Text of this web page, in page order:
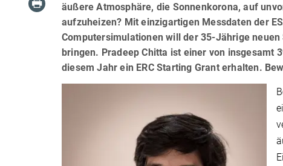
äußere Atmosphäre, die Sonnenkorona, auf
aufzuheizen? Mit einzigartigen Messdaten der
Computersimulationen will der 35-Jährige
bringen. Pradeep Chitta ist einer von insgesamt
diesem Jahr ein ERC Starting Grant erhalten.